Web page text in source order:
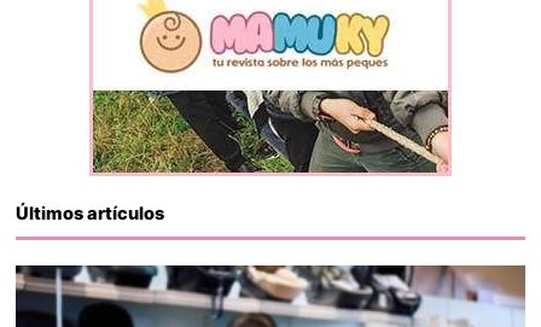
Últimos artículos